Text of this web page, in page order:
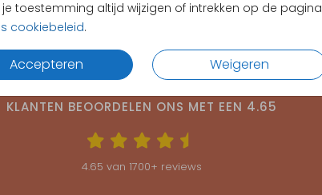
je toestemming altijd wijzigen of intrekken op de pagina
cookiebeleid.
Accepteren Weigeren
KLANTEN BEOORDELEN ONS MET EEN 4.65
4.65 van 1700+ reviews